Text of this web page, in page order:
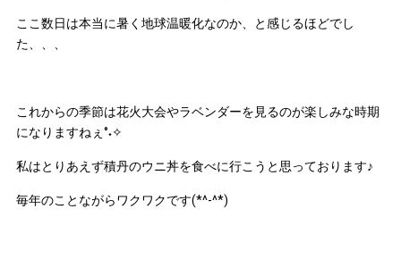
ここ数日は本当に暑く地球温暖化なのか、と感じるほどでし
た、、、
これからの季節は花火大会やラベンダーを見るのが楽しみな時期
になりますねぇ°˖✧
私はとりあえず積丹のウニ丼を食べに行こうと思っております♪
毎年のことながらワクワクです(*^-^*)